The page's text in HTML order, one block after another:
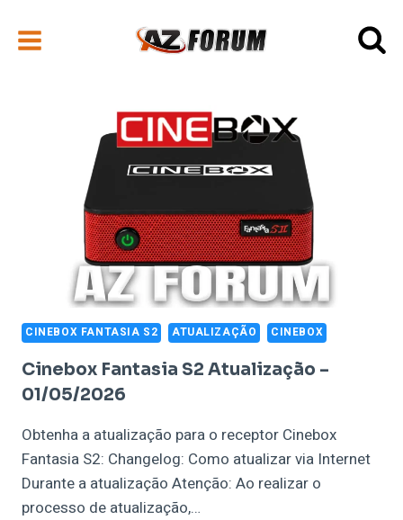
para
CINEBOX FANTASIA S2 ATUALIZAÇÃO CINEBOX
Cinebox Fantasia S2 Atualização –
01/05/2026
Obtenha a atualização para o receptor Cinebox
Fantasia S2: Changelog: Como atualizar via Internet
Durante a atualização Atenção: Ao realizar o
processo de atualização,…